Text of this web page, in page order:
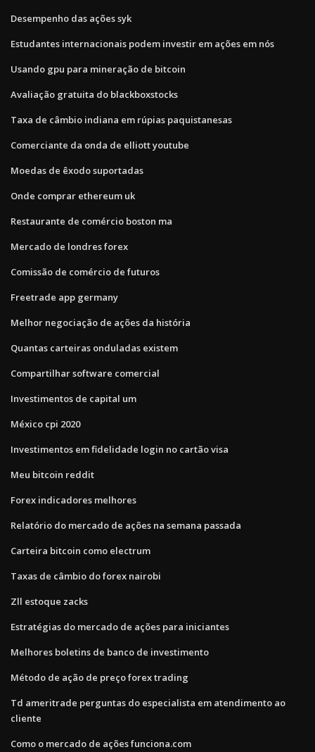
Desempenho das ações syk
Estudantes internacionais podem investir em ações em nós
Usando gpu para mineração de bitcoin
Avaliação gratuita do blackboxstocks
Taxa de câmbio indiana em rúpias paquistanesas
Comerciante da onda de elliott youtube
Moedas de êxodo suportadas
Onde comprar ethereum uk
Restaurante de comércio boston ma
Mercado de londres forex
Comissão de comércio de futuros
Freetrade app germany
Melhor negociação de ações da história
Quantas carteiras onduladas existem
Compartilhar software comercial
Investimentos de capital um
México cpi 2020
Investimentos em fidelidade login no cartão visa
Meu bitcoin reddit
Forex indicadores melhores
Relatório do mercado de ações na semana passada
Carteira bitcoin como electrum
Taxas de câmbio do forex nairobi
Zll estoque zacks
Estratégias do mercado de ações para iniciantes
Melhores boletins de banco de investimento
Método de ação de preço forex trading
Td ameritrade perguntas do especialista em atendimento ao
cliente
Como o mercado de ações funciona.com